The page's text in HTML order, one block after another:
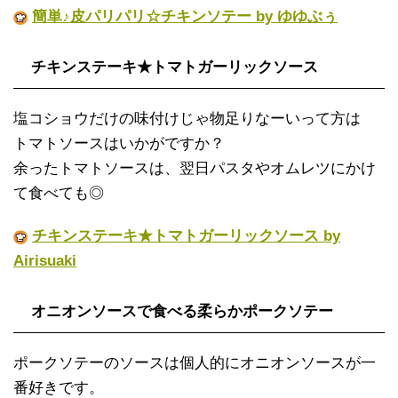
簡単♪皮パリパリ☆チキンソテー by ゆゆぶぅ
チキンステーキ★トマトガーリックソース
塩コショウだけの味付けじゃ物足りなーいって方は
トマトソースはいかがですか？
余ったトマトソースは、翌日パスタやオムレツにかけ
て食べても◎
チキンステーキ★トマトガーリックソース by
Airisuaki
オニオンソースで食べる柔らかポークソテー
ポークソテーのソースは個人的にオニオンソースが一
番好きです。